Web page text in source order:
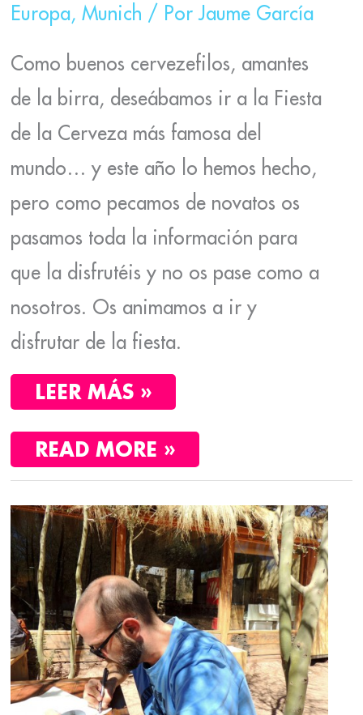
Europa, Munich / PorJaume García
Como buenos cervezefilos, amantes
de la birra, deseábamos ir a la Fiesta
de la Cerveza más famosa del
mundo… y este año lo hemos hecho,
pero como pecamos de novatos os
pasamos toda la información para
que la disfrutéis y no os pase como a
nosotros. Os animamos a ir y
disfrutar de la fiesta.
LEER MÁS »
READ MORE »
SAN
PEDRO
DE
ATACAMA
Y
EL
TOUR
DEL
SALAR
DE
UYUNI